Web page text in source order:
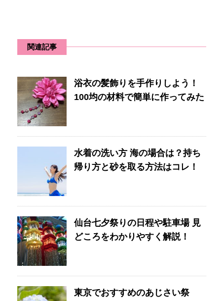
関連記事
浴衣の髪飾りを手作りしよう！
100均の材料で簡単に作ってみた
水着の洗い方 海の場合は？持ち
帰り方と砂を取る方法はコレ！
仙台七夕祭りの日程や駐車場 見
どころをわかりやすく解説！
東京でおすすめのあじさい祭